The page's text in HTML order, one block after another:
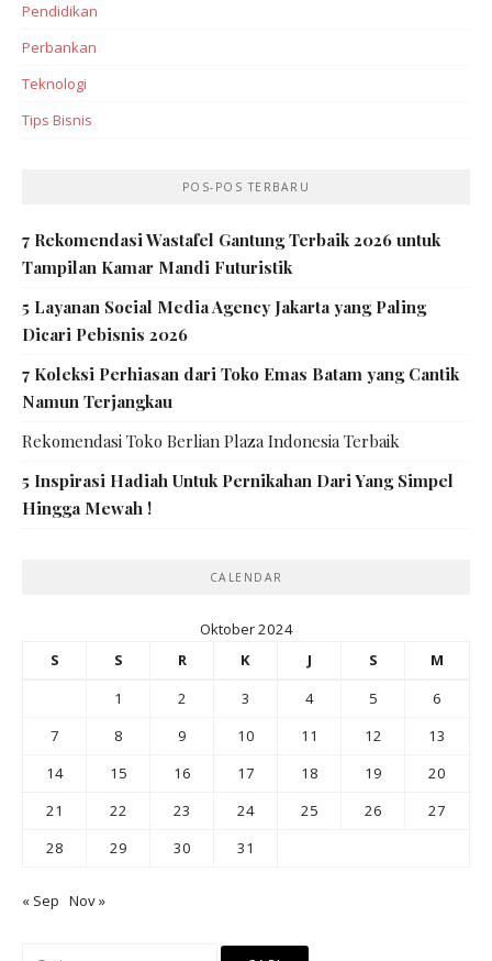
Pendidikan
Perbankan‎
Teknologi
Tips Bisnis
POS-POS TERBARU
7 Rekomendasi Wastafel Gantung Terbaik 2026 untuk
Tampilan Kamar Mandi Futuristik
5 Layanan Social Media Agency Jakarta yang Paling
Dicari Pebisnis 2026
7 Koleksi Perhiasan dari Toko Emas Batam yang Cantik
Namun Terjangkau
Rekomendasi Toko Berlian Plaza Indonesia Terbaik
5 Inspirasi Hadiah Untuk Pernikahan Dari Yang Simpel
Hingga Mewah !
CALENDAR
Oktober 2024
S
S R K J S
M
1
2 3 4 5
6
7
8 9 10 11 12
13
14
15 16 17 18 19
20
21
22 23 24 25 26
27
28
29 30 31
« Sep Nov »